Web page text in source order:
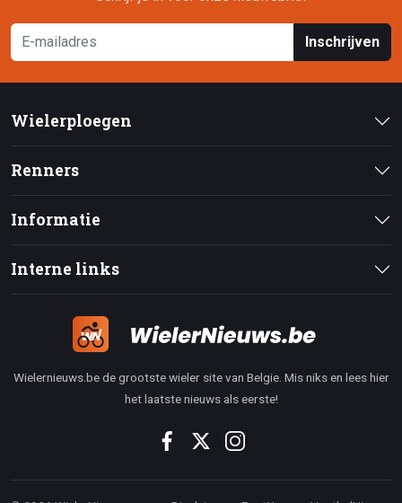
Inschrijven
Wielerploegen
Renners
Informatie
Interne links
Wielernieuws.be de grootste wieler site van Belgie. Mis niks en lees hier
het laatste nieuws als eerste!